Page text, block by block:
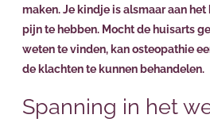
maken. Je kindje is alsmaar aan
pijn te hebben. Mocht de huisarts
weten te vinden, kan osteopathie
de klachten te kunnen behandelen.
Spanning in het